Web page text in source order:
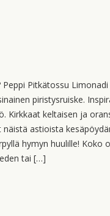
Pitkätossu
piristysruiske.
Kirkkaat keltaisen ja
astioista
hymyn huulille! Koko
tai […]